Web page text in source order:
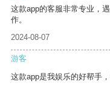
这款app的客服非常专业，
作。
2024-08-07
游客
这款app是我娱乐的好帮手